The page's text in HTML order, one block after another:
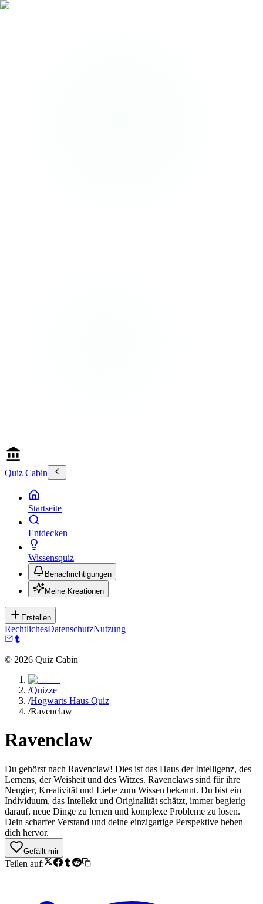
Quiz Cabin
Startseite
Entdecken
Wissensquiz
Benachrichtigungen
Meine Kreationen
Erstellen
RechtlichesDatenschutzNutzung
© 2026 Quiz Cabin
/Quizze
/Hogwarts Haus Quiz
/Ravenclaw
Ravenclaw
Du gehörst nach Ravenclaw! Dies ist das Haus der Intelligenz, des
Lernens, der Weisheit und des Witzes. Ravenclaws sind für ihre
Neugier, Kreativität und Liebe zum Wissen bekannt. Du bist ein
Individuum, das Intellekt und Originalität schätzt, immer begierig
darauf, neue Dinge zu lernen und komplexe Probleme zu lösen.
Dein scharfer Verstand und deine einzigartige Perspektive heben
dich hervor.
Gefällt mir
Teilen auf: